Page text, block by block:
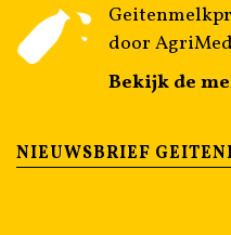
door
Bekijk de
NIEUWSBRIEF